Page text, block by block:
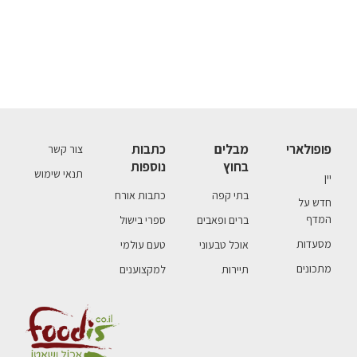
פופולארי
יין
חדש על
המדף
מסעדות
מתכונים
מבלים
בחוץ
בתי קפה
ברים ופאבים
אוכל טבעוני
תיירות
כתבות
נוספות
כתבות אורח
ספרי בישול
טעם עולמי
למקצוענים
צור קשר
תנאי שימוש